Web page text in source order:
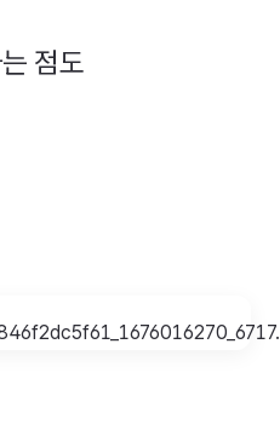
점도